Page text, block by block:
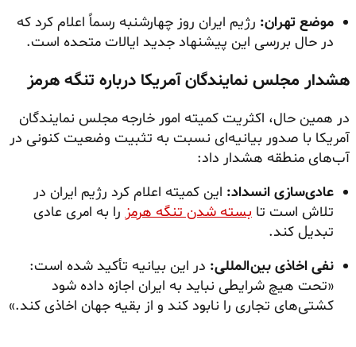
موضع تهران: رژیم ایران روز چهارشنبه رسماً اعلام کرد که
در حال بررسی این پیشنهاد جدید ایالات متحده است.
هشدار مجلس نمایندگان آمریکا درباره تنگه هرمز
در همین حال، اکثریت کمیته امور خارجه مجلس نمایندگان
آمریکا با صدور بیانیه‌ای نسبت به تثبیت وضعیت کنونی در
آب‌های منطقه هشدار داد:
عادی‌سازی انسداد: این کمیته اعلام کرد رژیم ایران در
تلاش است تا بسته شدن تنگه هرمز را به امری عادی
تبدیل کند.
نفی اخاذی بین‌المللی: در این بیانیه تأکید شده است:
«تحت هیچ شرایطی نباید به ایران اجازه داده شود
کشتی‌های تجاری را نابود کند و از بقیه جهان اخاذی کند.»